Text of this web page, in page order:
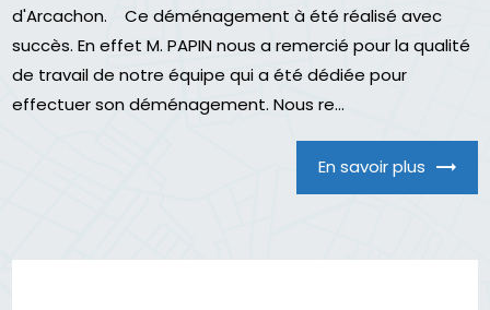
d'Arcachon. Ce déménagement à été réalisé avec
succès. En effet M. PAPIN nous a remercié pour la qualité
de travail de notre équipe qui a été dédiée pour
effectuer son déménagement. Nous re...
En savoir plus